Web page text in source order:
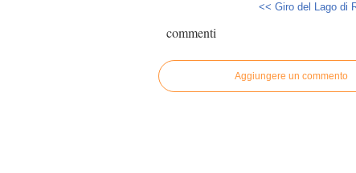
<< Giro del Lago di
commenti
Aggiungere un commento